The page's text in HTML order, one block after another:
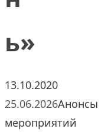
ь»
13.10.2020
25.06.2026Анонсы
мероприятий